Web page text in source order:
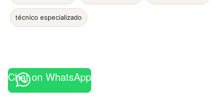
técnico especializado
Chat on WhatsApp